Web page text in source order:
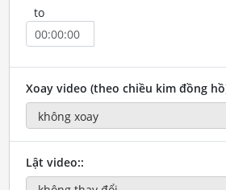
to
Xoay video (theo chiều kim đồng
Lật video::